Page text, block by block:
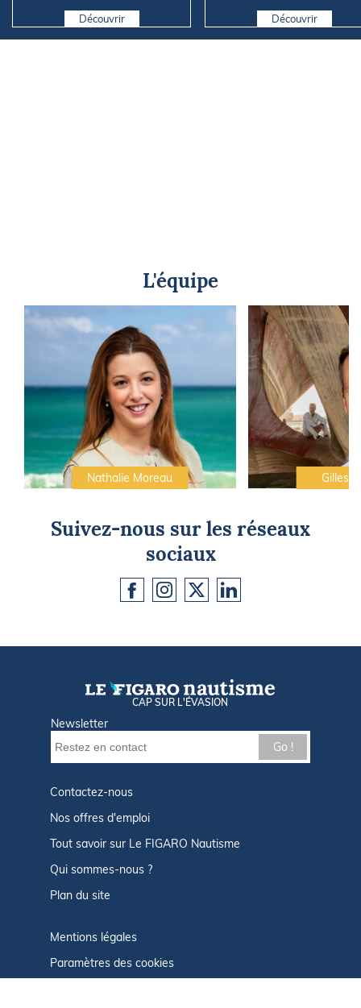
Découvrir Découvrir
L'équipe
Nathalie Moreau Gilles
Suivez-nous sur les réseaux
sociaux
CAP SUR L'ÉVASION
Newsletter
Go !
Contactez-nous
Nos offres d'emploi
Tout savoir sur Le FIGARO Nautisme
Qui sommes-nous ?
Plan du site
Mentions légales
Paramètres des cookies